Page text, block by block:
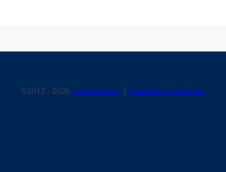
©2017 - 2026 la-mairie.com || Conditions générales